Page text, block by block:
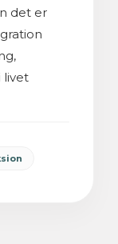
det er
livet